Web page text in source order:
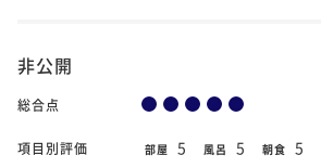
非公開
総合点
項目別評価 部屋 5 風呂 5 朝食 5